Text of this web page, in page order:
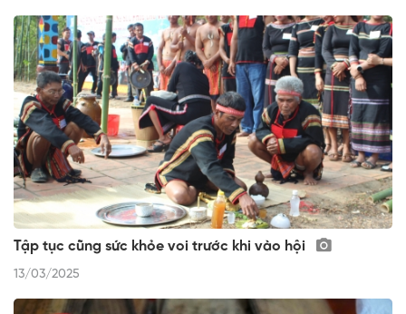
Tập tục cũng sức khỏe voi trước khi vào hội
13/03/2025